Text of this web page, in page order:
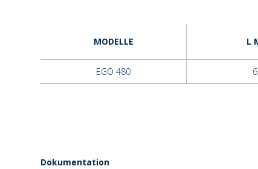
MODELLE L
EGO 480
Dokumentation